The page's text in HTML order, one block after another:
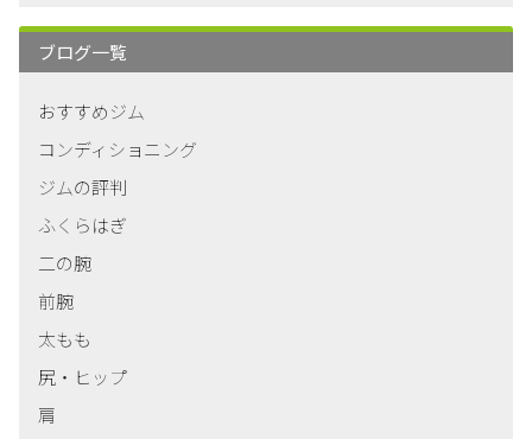
ブログ一覧
おすすめジム
コンディショニング
ジムの評判
ふくらはぎ
二の腕
前腕
太もも
尻・ヒップ
肩